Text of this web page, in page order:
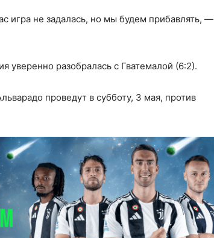
игра не задалась, но мы будем прибавлять, —
уверенно разобралась с Гватемалой (6:2).
проведут в субботу, 3 мая, против